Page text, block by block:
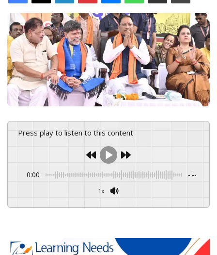
d
a
n
e
m
i
Press play to listen to this content
0:00 -:--
1x